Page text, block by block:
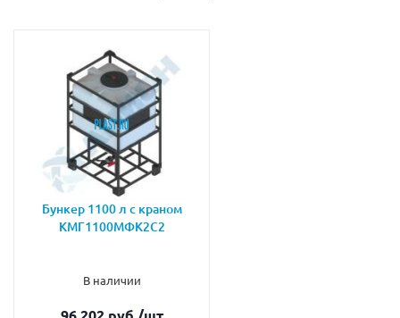
Бункер 1100 л с краном
КМГ1100МФК2С2
В наличии